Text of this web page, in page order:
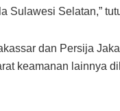
Sulawesi Selatan,”
dan Persija
keamanan lainnya